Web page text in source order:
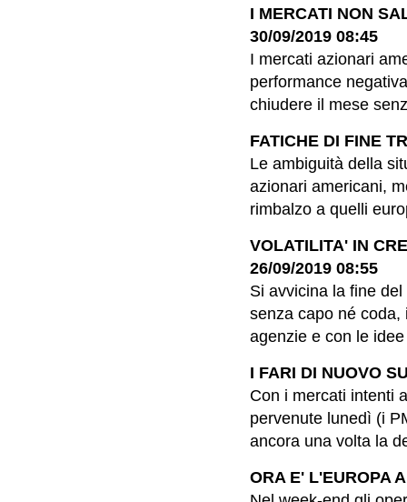
I MERCATI NON
30/09/2019 08:45
I mercati azionari
performance
chiudere il mese
FATICHE DI FINE
Le ambiguità della
azionari americani,
rimbalzo a quelli
VOLATILITA' IN
26/09/2019 08:55
Si avvicina la fine
senza capo né
agenzie e con le
I FARI DI NUOVO
Con i mercati intenti
pervenute lunedì (i
ancora una volta la
ORA E' L'EUROPA